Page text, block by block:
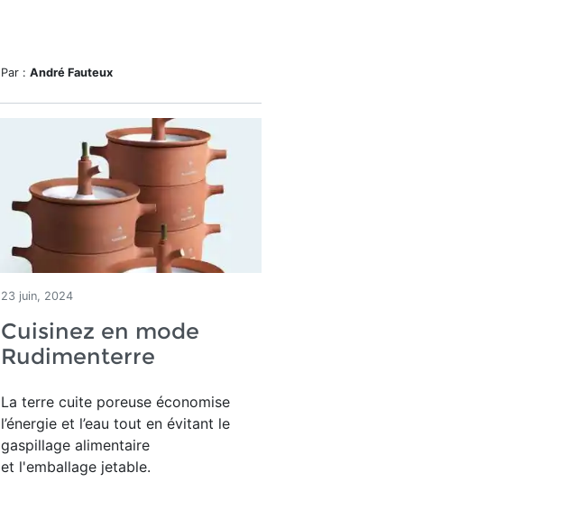
Par : André Fauteux
23 juin, 2024
Cuisinez en mode
Rudimenterre
La terre cuite poreuse économise
l’énergie et l’eau tout en évitant le
gaspillage alimentaire
et l'emballage jetable.